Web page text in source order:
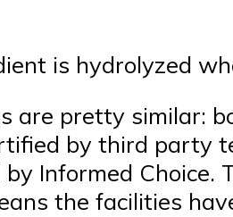
is hydrolyzed
are pretty similar:
by third party
Informed Choice.
the facilities